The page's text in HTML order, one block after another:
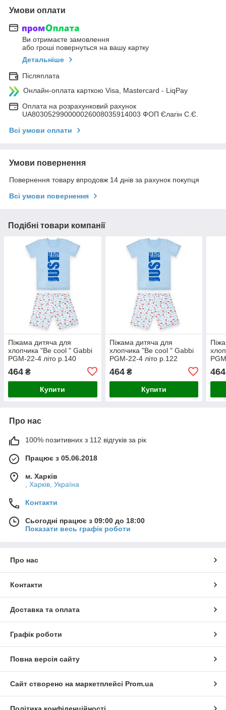
Умови оплати
Ви отримаєте замовлення
або гроші повернуться на вашу картку
Детальніше
Післяплата
Онлайн-оплата карткою Visa, Mastercard - LiqPay
Оплата на розрахунковий рахунок
UA803052990000026008035914003 ФОП Єлагін С.Є.
Всі умови оплати
Умови повернення
Повернення товару впродовж 14 днів за рахунок покупця
Всі умови повернення
Подібні товари компанії
Піжама дитяча для
хлопчика "Be cool " Gabbi
PGM-22-4 літо р.140
464 ₴
Купити
Піжама дитяча для
хлопчика "Be cool " Gabbi
PGM-22-4 літо р.122
464₴
Купити
464
Про нас
100% позитивних з 112 відгуків за рік
Працює з 05.06.2018
м. Харків
, Харків, Україна
Контакти
Сьогодні працює з 09:00 до 18:00
Показати весь графік роботи
Про нас
Контакти
Доставка та оплата
Графік роботи
Повна версія сайту
Сайт створено на маркетплейсі Prom.ua
Політика конфіденційності